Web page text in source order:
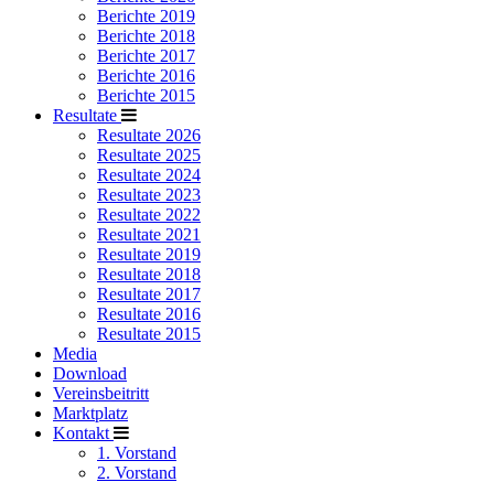
Berichte 2019
Berichte 2018
Berichte 2017
Berichte 2016
Berichte 2015
Resultate
Resultate 2026
Resultate 2025
Resultate 2024
Resultate 2023
Resultate 2022
Resultate 2021
Resultate 2019
Resultate 2018
Resultate 2017
Resultate 2016
Resultate 2015
Media
Download
Vereinsbeitritt
Marktplatz
Kontakt
1. Vorstand
2. Vorstand